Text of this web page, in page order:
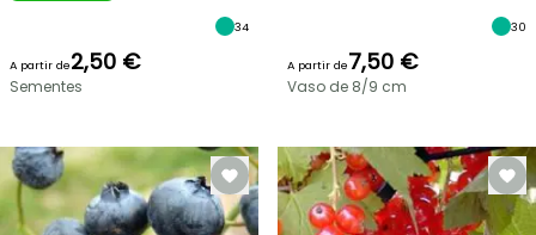
34
A partir de2,50 €
Sementes
30
A partir de7,50 €
Vaso de 8/9 cm